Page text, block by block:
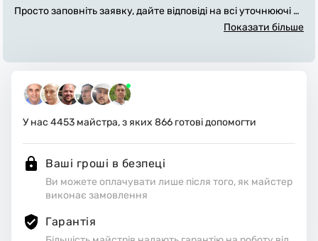
Просто заповніть заявку, дайте відповіді на всі уточнюючі за
питання по «ремонт бойлера». Ми зв'яжемося з вами протя
вці стежать за чистотою та прибирають робоче місце.
Показати більше
У нас 4453 майстра, з яких 866 готові допомогти
Ваші гроші в безпеці
Ви можете оплачувати лише після того, як майстер
виконає замовлення
Гарантія